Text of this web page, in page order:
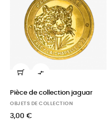

Pièce de collection jaguar
OBJETS DE COLLECTION
3,00 €